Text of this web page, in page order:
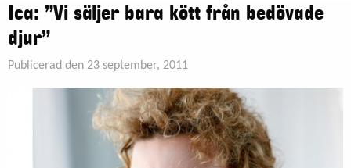
Ica: ”Vi säljer bara kött från bedövade
djur”
Publicerad den 23 september, 2011